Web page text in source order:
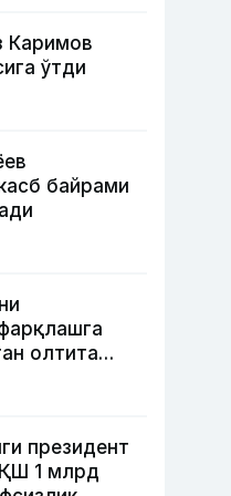
Каримов
ўтди
байрами
олтита
президент
1 млрд